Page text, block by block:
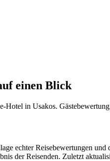
einen Blick
Hotel in Usakos.
echter Reisebewertungen
der Reisenden. Zuletzt